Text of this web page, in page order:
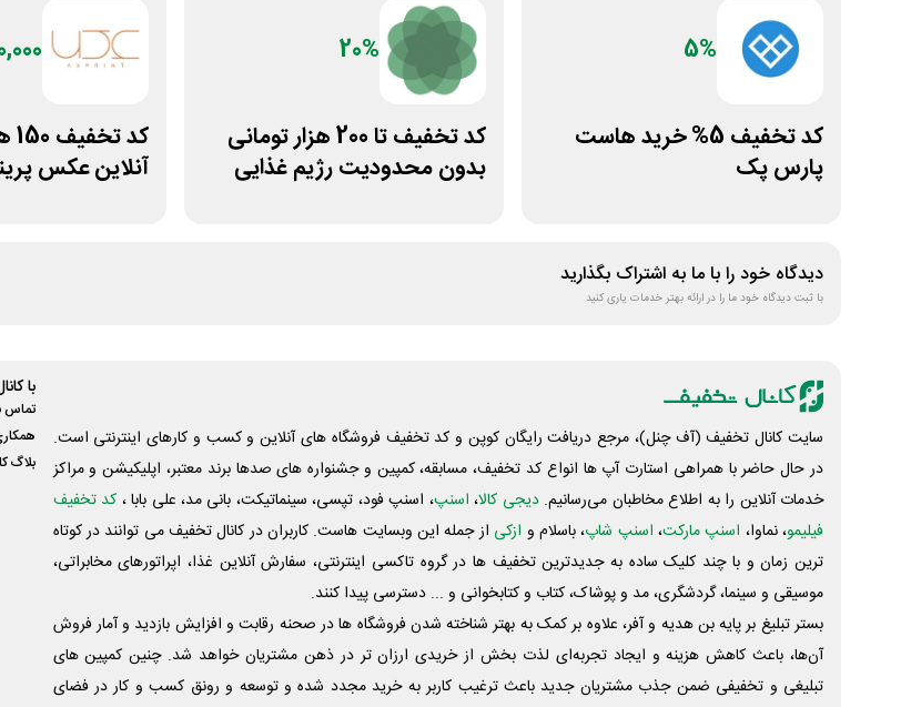
5%
کد تخفیف 5% خرید هاست
پارس پک
20%
کد تخفیف تا 200 هزار تومانی
بدون محدودیت رژیم غذایی
آنلاین عکس
دیدگاه خود را با ما به اشتراک بگذارید
با ثبت دیدگاه خود ما را در ارائه بهتر خدمات یاری کنید
سایت کانال تخفیف (آف چنل)، مرجع دریافت رایگان کوپن و کد تخفیف فروشگاه های آنلاین و کسب و‌ کارهای اینترنتی است.
در حال حاضر با همراهی استارت آپ ها انواع کد تخفیف، مسابقه، کمپین و جشنواره های صدها برند معتبر، اپلیکیشن و مراکز
خدمات آنلاین را به اطلاع مخاطبان می‌رسانیم. دیجی کالا، اسنپ، اسنپ فود، تپسی، سینماتیکت، بانی مد، علی‌ بابا ، کد تخفیف
فیلیمو، نماوا، اسنپ مارکت، اسنپ شاپ، باسلام و ازکی از جمله این وبسایت ‌هاست. کاربران در کانال تخفیف می توانند در کوتاه
ترین زمان و با چند کلیک ساده به جدیدترین تخفیف ها در گروه تاکسی اینترنتی، سفارش آنلاین غذا، اپراتورهای مخابراتی،
موسیقی و سینما، گردشگری، مد و پوشاک، کتاب و کتابخوانی و ... دسترسی پیدا کنند.
بستر تبلیغ بر پایه بن هدیه و آفر، علاوه بر کمک به بهتر شناخته شدن فروشگاه ها در صحنه رقابت و افزایش بازدید و آمار فروش
آن‌ها، باعث کاهش هزینه و ایجاد تجربه‌ای لذت بخش از خریدی ارزان تر در ذهن مشتریان خواهد شد. چنین کمپین های
تبلیغی و تخفیفی ضمن جذب مشتریان جدید باعث ترغیب کاربر به خرید مجدد شده و توسعه و رونق کسب و کار در فضای
با
تماس
بلاگ